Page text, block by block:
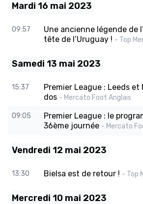
Mardi 16 mai 2023
09:57
Une ancienne légende de
tête de l’Uruguay ! - Top
Samedi 13 mai 2023
15:37
Premier League : Leeds et
dos - Mercato Foot Anglais
09:05
Premier League : le
36ème journée - Mercato
Vendredi 12 mai 2023
13:30 Bielsa est de retour ! - Top
Mercredi 10 mai 2023